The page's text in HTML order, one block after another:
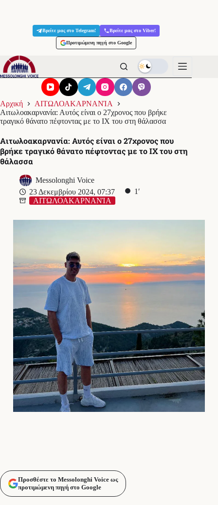
Βρείτε μας στο Telegram! Βρείτε μας στο Viber!
Προτιμώμενη πηγή στο Google
Αρχική
ΑΙΤΩΛΟΑΚΑΡΝΑΝΊΑ
Αιτωλοακαρνανία: Αυτός είναι ο 27χρονος που βρήκε
τραγικό θάνατο πέφτοντας με το ΙΧ του στη θάλασσα
Αιτωλοακαρνανία: Αυτός είναι ο 27χρονος που
βρήκε τραγικό θάνατο πέφτοντας με το ΙΧ του στη
θάλασσα
Messolonghi Voice
23 Δεκεμβρίου 2024, 07:37
1′
ΑΙΤΩΛΟΑΚΑΡΝΑΝΊΑ
Προσθέστε το Messolonghi Voice ως
προτιμώμενη πηγή στο Google